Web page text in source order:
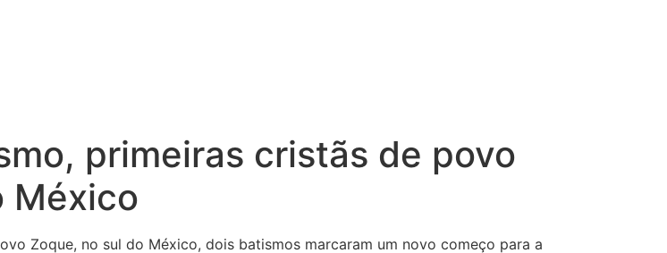
primeiras cristãs de povo
México
Zoque, no sul do México, dois batismos marcaram um novo começo para a